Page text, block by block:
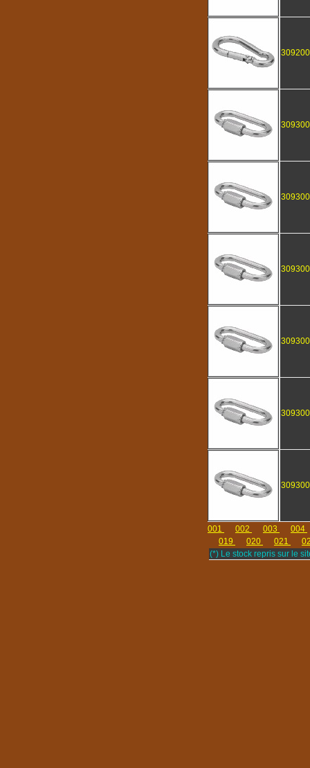
001 002 003
004
019
020 021
(*) Le stock repris sur le